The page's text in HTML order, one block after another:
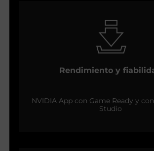
Rendimiento y
NVIDIA App con Game Ready y
Studio